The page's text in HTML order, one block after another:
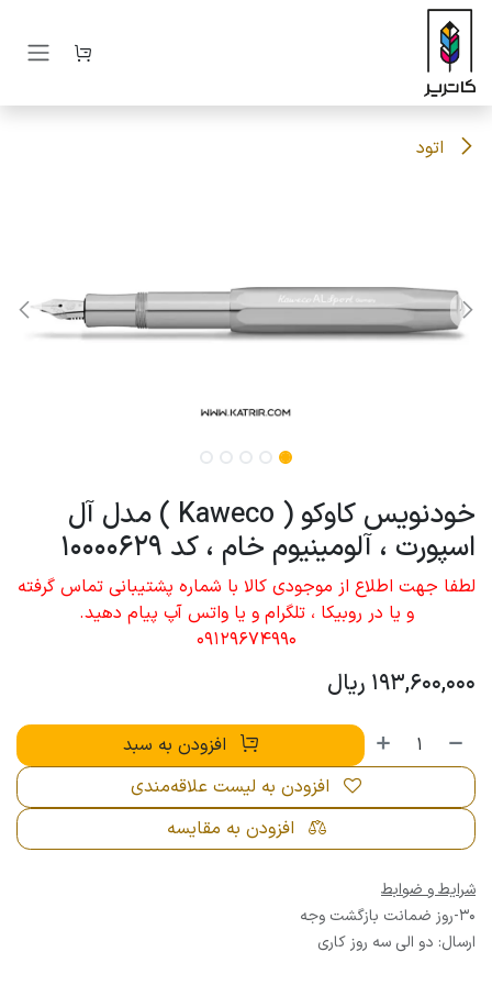
صرف نظر و مشاهده محتوا
اتود
خودنویس کاوکو ( Kaweco ) مدل آل
اسپورت ، آلومینیوم خام ، کد 10000629
لطفا جهت اطلاع از موجودی کالا با شماره پشتیبانی تماس گرفته
و یا در روبیکا ، تلگرام و یا واتس آپ پیام دهید.
09129674990
193,600,000 ریال
افزودن به سبد
افزودن به مقایسه
افزودن به لیست علاقه‌مندی
شرایط و ضوابط
30-روز ضمانت بازگشت وجه
ارسال: دو الی سه روز کاری